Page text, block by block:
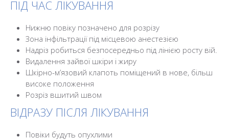
ПІД ЧАС ЛІКУВАННЯ
Нижню повіку позначено для розрізу
Зона інфільтрації під місцевою анестезією
Надріз робиться безпосередньо під лінією росту вій.
Видалення зайвої шкіри і жиру
Шкірно-м’язовий клапоть поміщений в нове, більш
високе положення
Розріз вшитий швом
ВІДРАЗУ ПІСЛЯ ЛІКУВАННЯ
Повіки будуть опухлими